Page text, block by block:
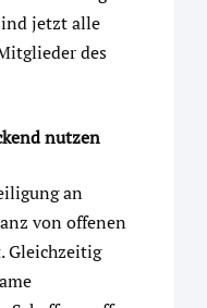
jetzt alle
des
nutzen
an
von offenen
Gleichzeitig